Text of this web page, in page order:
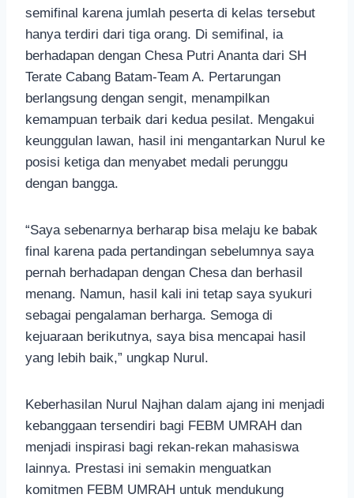
semifinal karena jumlah peserta di kelas tersebut
hanya terdiri dari tiga orang. Di semifinal, ia
berhadapan dengan Chesa Putri Ananta dari SH
Terate Cabang Batam-Team A. Pertarungan
berlangsung dengan sengit, menampilkan
kemampuan terbaik dari kedua pesilat. Mengakui
keunggulan lawan, hasil ini mengantarkan Nurul ke
posisi ketiga dan menyabet medali perunggu
dengan bangga.
“Saya sebenarnya berharap bisa melaju ke babak
final karena pada pertandingan sebelumnya saya
pernah berhadapan dengan Chesa dan berhasil
menang. Namun, hasil kali ini tetap saya syukuri
sebagai pengalaman berharga. Semoga di
kejuaraan berikutnya, saya bisa mencapai hasil
yang lebih baik,” ungkap Nurul.
Keberhasilan Nurul Najhan dalam ajang ini menjadi
kebanggaan tersendiri bagi FEBM UMRAH dan
menjadi inspirasi bagi rekan-rekan mahasiswa
lainnya. Prestasi ini semakin menguatkan
komitmen FEBM UMRAH untuk mendukung